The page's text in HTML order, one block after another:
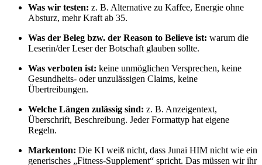
Was wir testen: z. B. Alternative zu Kaffee, Energie ohne
Absturz, mehr Kraft ab 35.
Was der Beleg bzw. der Reason to Believe ist: warum die
Leserin/der Leser der Botschaft glauben sollte.
Was verboten ist: keine unmöglichen Versprechen, keine
Gesundheits- oder unzulässigen Claims, keine
Übertreibungen.
Welche Längen zulässig sind: z. B. Anzeigentext,
Überschrift, Beschreibung. Jeder Formattyp hat eigene
Regeln.
Markenton: Die KI weiß nicht, dass Junai HIM nicht wie ein
generisches „Fitness‑Supplement“ spricht. Das müssen wir ihr